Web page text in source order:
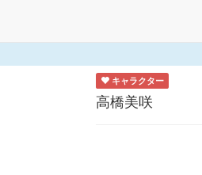
キャラクター
高橋美咲